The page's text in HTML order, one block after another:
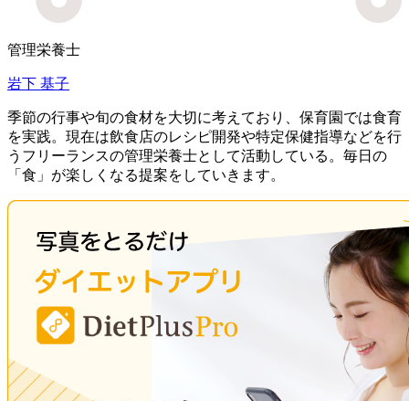
管理栄養士
岩下 基子
季節の行事や旬の食材を大切に考えており、保育園では食育
を実践。現在は飲食店のレシピ開発や特定保健指導などを行
うフリーランスの管理栄養士として活動している。毎日の
「食」が楽しくなる提案をしていきます。